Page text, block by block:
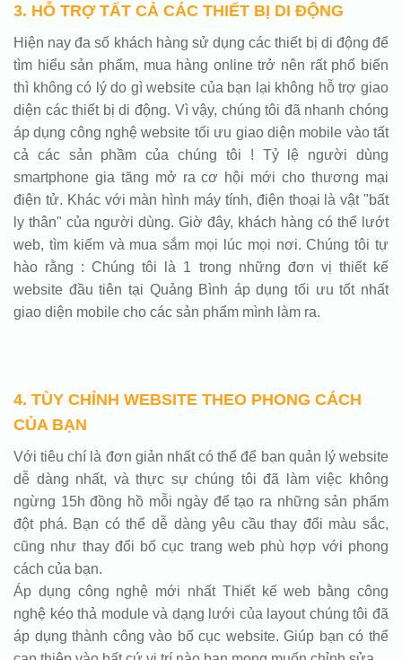
3. HỖ TRỢ TẤT CẢ CÁC THIẾT BỊ DI ĐỘNG
Hiện nay đa số khách hàng sử dụng các thiết bị di động để
tìm hiểu sản phẩm, mua hàng online trở nên rất phổ biến
thì không có lý do gì website của bạn lại không hỗ trợ giao
diện các thiết bị di động. Vì vậy, chúng tôi đã nhanh chóng
áp dụng công nghệ website tối ưu giao diện mobile vào tất
cả các sản phầm của chúng tôi ! Tỷ lệ người dùng
smartphone gia tăng mở ra cơ hội mới cho thương mại
điện tử. Khác với màn hình máy tính, điện thoại là vật "bất
ly thân" của người dùng. Giờ đây, khách hàng có thể lướt
web, tìm kiếm và mua sắm mọi lúc mọi nơi. Chúng tôi tự
hào rằng : Chúng tôi là 1 trong những đơn vị thiết kế
website đầu tiên tại Quảng Bình áp dụng tối ưu tốt nhất
giao diện mobile cho các sản phẩm mình làm ra.
4. TÙY CHỈNH WEBSITE THEO PHONG CÁCH
CỦA BẠN
Với tiêu chí là đơn giản nhất có thể để bạn quản lý website
dễ dàng nhất, và thực sự chúng tôi đã làm việc không
ngừng 15h đồng hồ mỗi ngày để tạo ra những sản phẩm
đột phá. Bạn có thể dễ dàng yêu cầu thay đổi màu sắc,
cũng như thay đổi bố cục trang web phù hợp với phong
cách của bạn.
Áp dụng công nghệ mới nhất Thiết kế web bằng công
nghệ kéo thả module và dạng lưới của layout chúng tôi đã
áp dụng thành công vào bố cục website. Giúp bạn có thể